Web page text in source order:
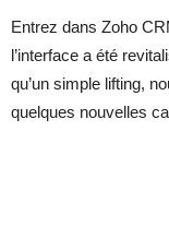
Entrez dans Zoho
l’interface a été
qu’un simple lifting,
quelques nouvelles